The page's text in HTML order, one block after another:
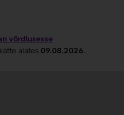
võrdlusesse
alates 09.08.2026